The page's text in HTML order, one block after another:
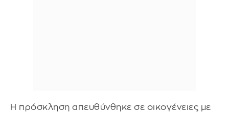
Η πρόσκληση απευθύνθηκε σε οικογένειες με